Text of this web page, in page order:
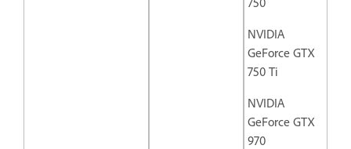
NVIDIA
GeForce GTX
750 Ti
NVIDIA
GeForce GTX
970